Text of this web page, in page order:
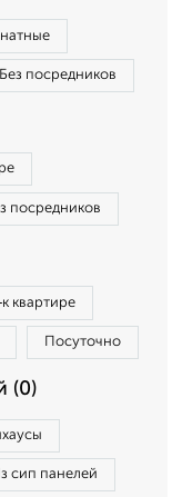
Без посредников
посредников
квартире
Посуточно
(0)
сип панелей